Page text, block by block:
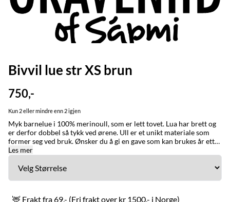
Bivvil lue str XS brun
750,-
Kun 2 eller mindre enn 2 igjen
Myk barnelue i 100% merinoull, som er lett tovet. Lua har brett og
er derfor dobbel så tykk ved ørene. Ull er et unikt materiale som
former seg ved bruk. Ønsker du å gi en gave som kan brukes år etter
år så anbefaler vi denne på det varmeste. Ull har den
unike egenskapen at den vokser med barnet når plagget brukes.
Graveniid-logo på siden. STØRRELSE/STURRODAT: 1-3 år / jagi (ca
Les mer
🦌 Frakt fra 69,- (Fri frakt over kr 1500,- i Norge)